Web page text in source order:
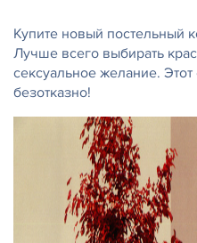
Купите новый постельный
Лучше всего выбирать
сексуальное желание. Этот
безотказно!